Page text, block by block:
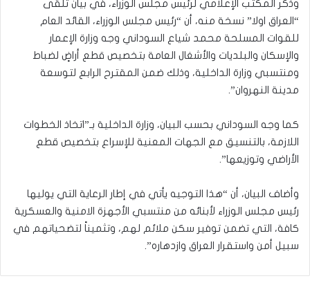
وذكر المكتب الإعلامي لرئيس مجلس الوزراء، في بيان تلقى
“العراق اولا” نسخة منه، أن “رئيس مجلس الوزراء، القائد العام
للقوات المسلحة محمد شياع السوداني وجه وزارة الإعمار
والإسكان والبلديات والأشغال العامة بتخصيص قطع أراضٍ لضباط
ومنتسبي وزارة الداخلية، وذلك ضمن المقترح الرابع لتوسعة
مدينة النهروان”.
كما وجه السوداني بحسب البيان، وزارة الداخلية بـ”اتخاذ الخطوات
اللازمة، بالتنسيق مع الجهات المعنية للإسراع بتخصيص قطع
الأراضي وتوزيعها”.
وأضاف البيان، أن “هذا التوجيه يأتي في إطار الرعاية التي يوليها
رئيس مجلس الوزراء لأبنائه من منتسبي الأجهزة الامنية والعسكرية
كافة، التي تضمن توفير سكن ملائم لهم، وتثميناً لتضحياتهم في
سبيل أمن واستقرار العراق وازدهاره”.